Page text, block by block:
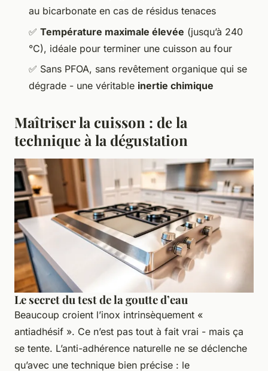
au bicarbonate en cas de résidus tenaces
✅ Température maximale élevée (jusqu’à 240
°C), idéale pour terminer une cuisson au four
✅ Sans PFOA, sans revêtement organique qui se
dégrade - une véritable inertie chimique
Maîtriser la cuisson : de la
technique à la dégustation
Le secret du test de la goutte d’eau
Beaucoup croient l’inox intrinsèquement «
antiadhésif ». Ce n’est pas tout à fait vrai - mais ça
se tente. L’anti-adhérence naturelle ne se déclenche
qu’avec une technique bien précise : le